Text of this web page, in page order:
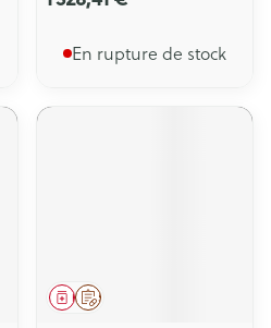
En rupture de stock
Sur prescription
Médicament